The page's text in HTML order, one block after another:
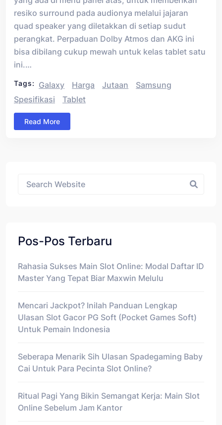
resiko surround pada audionya melalui jajaran
quad speaker yang diletakkan di setiap sudut
perangkat. Perpaduan Dolby Atmos dan AKG ini
bisa dibilang cukup mewah untuk kelas tablet satu
ini.…
Tags: Galaxy Harga Jutaan
Samsung
Spesifikasi
Tablet
Read More
Pos-Pos Terbaru
Rahasia Sukses Main Slot Online: Modal Daftar ID
Master Yang Tepat Biar Maxwin Melulu
Mencari Jackpot? Inilah Panduan Lengkap
Ulasan Slot Gacor PG Soft (Pocket Games Soft)
Untuk Pemain Indonesia
Seberapa Menarik Sih Ulasan Spadegaming Baby
Cai Untuk Para Pecinta Slot Online?
Ritual Pagi Yang Bikin Semangat Kerja: Main Slot
Online Sebelum Jam Kantor